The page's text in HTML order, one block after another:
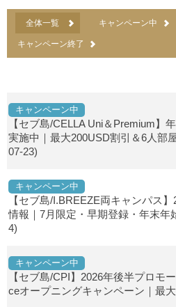
全体一覧 キャンペーン中
キャンペーン終了
キャンペーン中
【セブ島/CELLA Uni＆Premium】
実施中｜最大200USD割引＆6人部
07-23)
キャンペーン中
【セブ島/I.BREEZE両キャンパス
情報｜7月限定・早期登録・年末年
4)
キャンペーン中
【セブ島/CPI】2026年後半プロモ
ceオープニングキャンペーン｜最